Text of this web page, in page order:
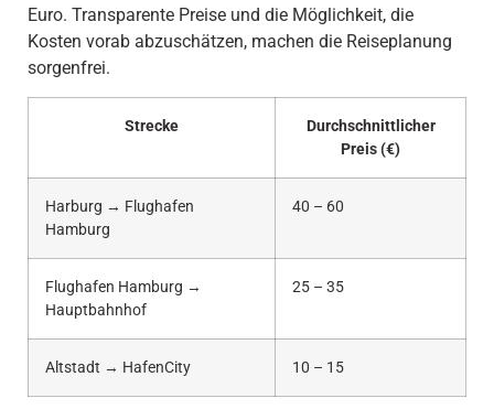
Euro. Transparente Preise und die Möglichkeit, die
Kosten vorab abzuschätzen, machen die Reiseplanung
sorgenfrei.
Strecke
Durchschnittlicher
Preis (€)
Harburg → Flughafen
Hamburg
40 – 60
Flughafen Hamburg →
Hauptbahnhof
25 – 35
Altstadt → HafenCity 10 – 15